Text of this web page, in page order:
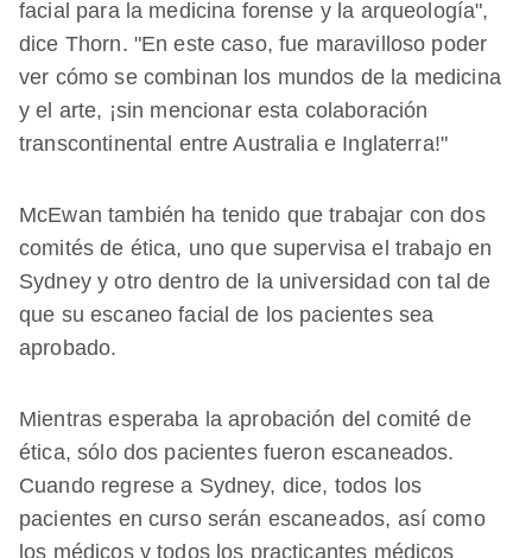
facial para la medicina forense y la arqueología",
dice Thorn. "En este caso, fue maravilloso poder
ver cómo se combinan los mundos de la medicina
y el arte, ¡sin mencionar esta colaboración
transcontinental entre Australia e Inglaterra!"
McEwan también ha tenido que trabajar con dos
comités de ética, uno que supervisa el trabajo en
Sydney y otro dentro de la universidad con tal de
que su escaneo facial de los pacientes sea
aprobado.
Mientras esperaba la aprobación del comité de
ética, sólo dos pacientes fueron escaneados.
Cuando regrese a Sydney, dice, todos los
pacientes en curso serán escaneados, así como
los médicos y todos los practicantes médicos